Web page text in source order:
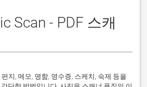
Scan - PDF 스캐
지, 메모, 명함, 영수증, 스케치, 숙제 등을